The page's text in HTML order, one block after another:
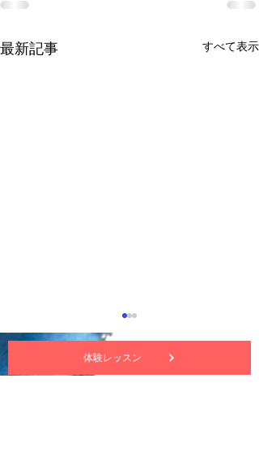
最新記事 すべて表示
体験レッスン